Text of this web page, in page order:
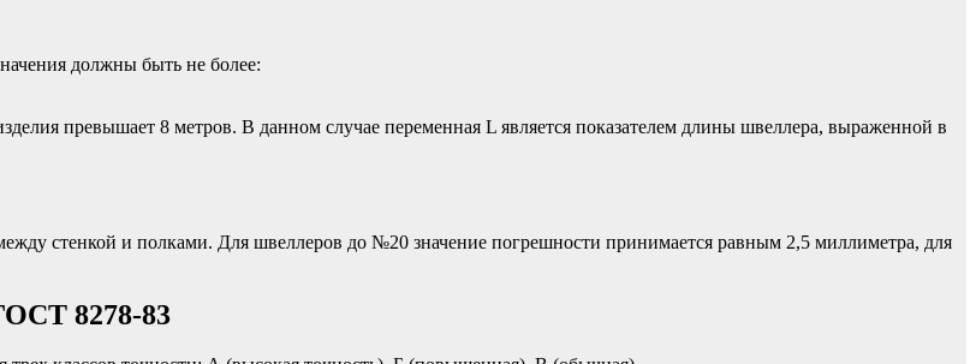
должны быть не более:
превышает 8 метров. В данном случае переменная L является показателем длины швеллера, выраженной в
стенкой и полками. Для швеллеров до №20 значение погрешности принимается равным 2,5 миллиметра, для
8278-83